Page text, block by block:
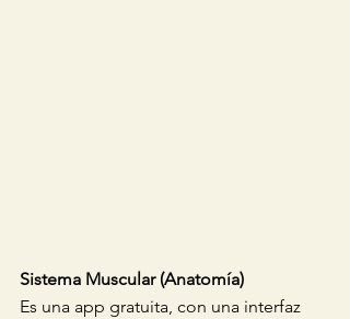
Sistema Muscular (Anatomía)
Es una app gratuita, con una interfaz